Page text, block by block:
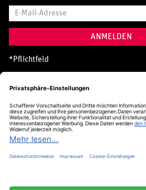
Mail-
ANMELDEN
* Pflichtfeld
Hotline
0800 20 70 300 (D)
Kostenlos aus dem deutschen Festnetz
24 Stunden / 365 Tage im Jahr